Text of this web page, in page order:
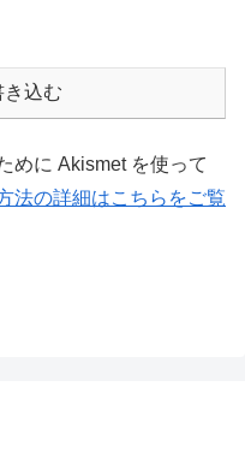
き込む
めに Akismet を使って
法の詳細はこちらをご覧